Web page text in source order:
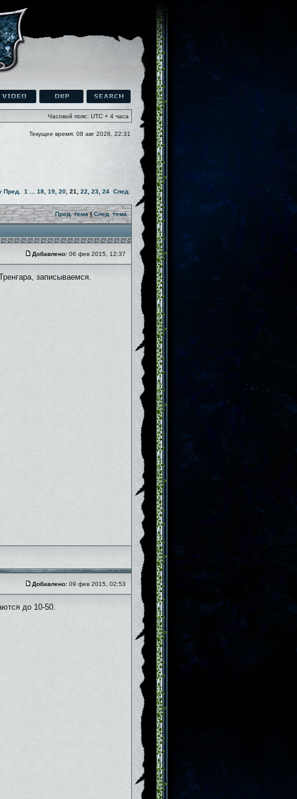
Часовой пояс: UTC + 4 часа
Текущее время: 08 авг 2026, 22:31
Пред. 1 18 19 20 21 22 23 24 След.
Пред. тема|След. тема
Добавлено: 06 фев 2015, 12:37
записываемся.
Добавлено: 09 фев 2015, 02:53
до 10-50.